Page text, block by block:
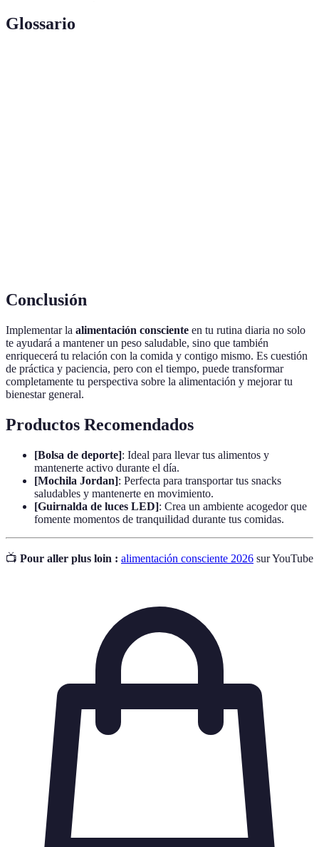
Glossario
Conclusión
Implementar la alimentación consciente en tu rutina diaria no solo
te ayudará a mantener un peso saludable, sino que también
enriquecerá tu relación con la comida y contigo mismo. Es cuestión
de práctica y paciencia, pero con el tiempo, puede transformar
completamente tu perspectiva sobre la alimentación y mejorar tu
bienestar general.
Productos Recomendados
[Bolsa de deporte]: Ideal para llevar tus alimentos y
mantenerte activo durante el día.
[Mochila Jordan]: Perfecta para transportar tus snacks
saludables y mantenerte en movimiento.
[Guirnalda de luces LED]: Crea un ambiente acogedor que
fomente momentos de tranquilidad durante tus comidas.
📺 Pour aller plus loin : alimentación consciente 2026 sur YouTube